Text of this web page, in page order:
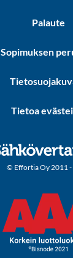
Palaute
Sopimuksen
Tietoa
© Effortia Oy 2011